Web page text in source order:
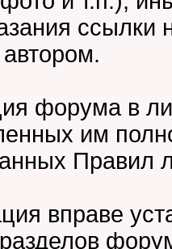
ссылки
форума в
им
Правил
вправе